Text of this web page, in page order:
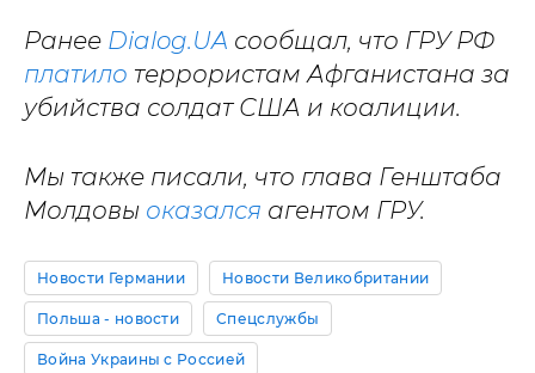
Ранее Dialog.UA сообщал, что ГРУ РФ
платило террористам Афганистана за
убийства солдат США и коалиции.
Мы также писали, что глава Генштаба
Молдовы оказался агентом ГРУ.
Новости Германии Новости Великобритании
Польша - новости Спецслужбы
Война Украины с Россией